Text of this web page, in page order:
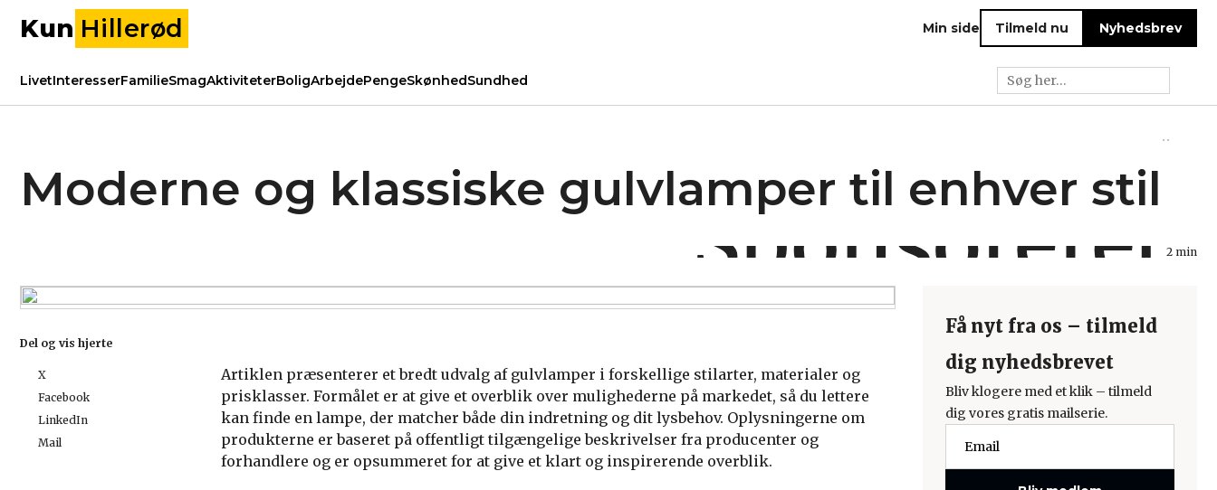
Kun Hillerød Min side Tilmeld nu Nyhedsbrev
LivetInteresserFamilieSmagAktiviteterBoligArbejdePengeSkønhedSundhed
Moderne og klassiske gulvlamper til enhver stil
2 min
Artiklen præsenterer et bredt udvalg af gulvlamper i forskellige stilarter, materialer og
prisklasser. Formålet er at give et overblik over mulighederne på markedet, så du lettere
kan finde en lampe, der matcher både din indretning og dit lysbehov. Oplysningerne om
produkterne er baseret på offentligt tilgængelige beskrivelser fra producenter og
forhandlere og er opsummeret for at give et klart og inspirerende overblik.
Del og vis hjerte
X
Facebook
LinkedIn
Mail
Få nyt fra os – tilmeld
dig nyhedsbrevet
Bliv klogere med et klik – tilmeld
dig vores gratis mailserie.